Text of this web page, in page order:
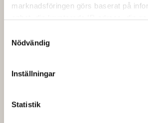
marknadsföringen görs baserat på
enhet, din krypterade IP-adress, din
information som dessa tjänster har
Det är helt frivilligt att lämna ditt
kan närsomhelst återkalla ett
genom att anpassa inställningarna.
Nödvändig
Inställningar
Statistik
Något utöver det
Att kvarteret är något utöver det
på håll. Lekfulla taklandskap sticker
trappentréer upp till privata
Inredning har en mjuk färgskala och